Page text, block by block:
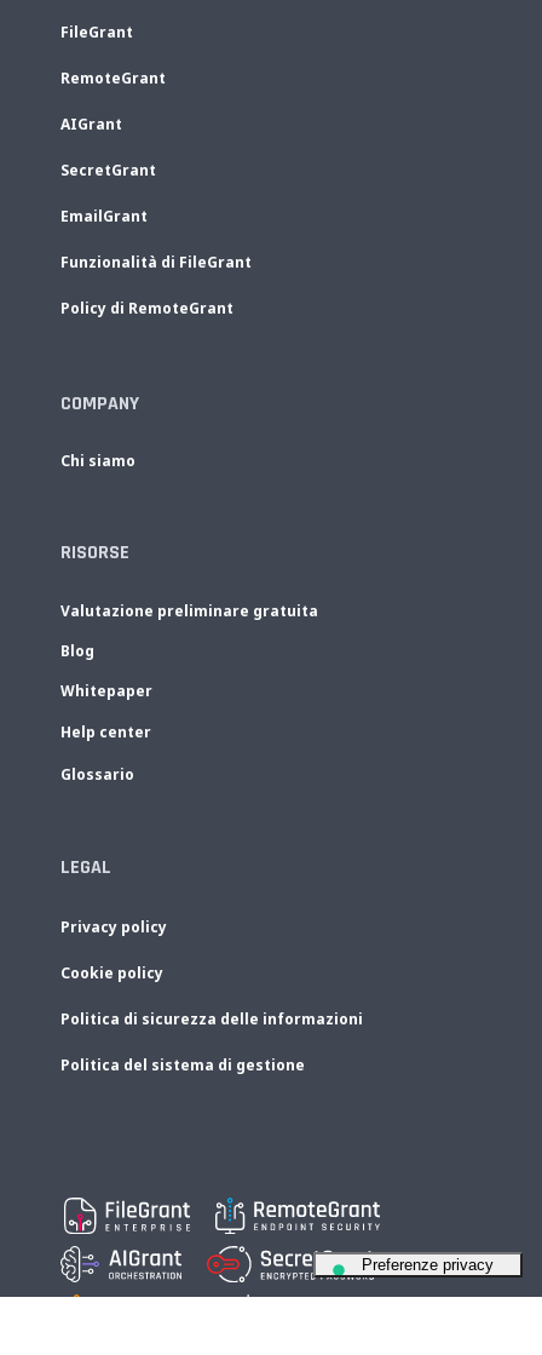
FileGrant
RemoteGrant
AIGrant
SecretGrant
EmailGrant
Funzionalità di FileGrant
Policy di RemoteGrant
COMPANY
Chi siamo
RISORSE
Valutazione preliminare gratuita
Blog
Whitepaper
Help center
Glossario
LEGAL
Privacy policy
Cookie policy
Politica di sicurezza delle informazioni
Politica del sistema di gestione